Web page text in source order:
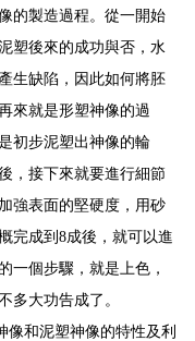
的製造過程。從一開始
塑後來的成功與否，水
生缺陷，因此如何將胚
來就是形塑神像的過
初步泥塑出神像的輪
，接下來就要進行細節
強表面的堅硬度，用砂
完成到8成後，就可以進
一個步驟，就是上色，
多大功告成了。
和泥塑神像的特性及利